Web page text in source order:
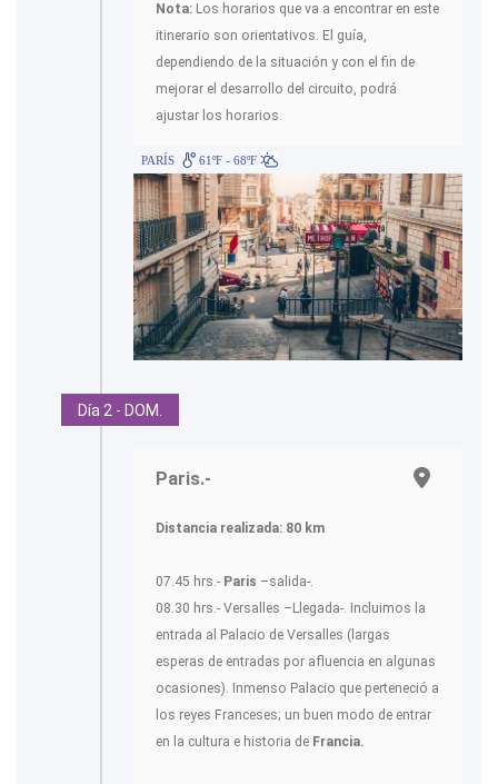
Nota: Los horarios que va a encontrar en este
itinerario son orientativos. El guía,
dependiendo de la situación y con el fin de
mejorar el desarrollo del circuito, podrá
ajustar los horarios.
PARÍS 61ºF - 68ºF
Día 2 - DOM.
Paris.-
Distancia realizada: 80 km
07.45 hrs.- Paris –salida-.
08.30 hrs.- Versalles –Llegada-. Incluimos la
entrada al Palacio de Versalles (largas
esperas de entradas por afluencia en algunas
ocasiones). Inmenso Palacio que perteneció a
los reyes Franceses; un buen modo de entrar
en la cultura e historia de Francia.